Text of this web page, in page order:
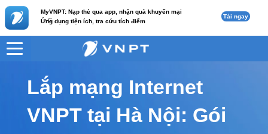
MyVNPT: Nạp thẻ qua app, nhận quà khuyến mại
Ứng dụng tiện ích, tra cứu tích điểm
c Tải ngay
VNPT Nội dung tin
Lắp mạng Internet
VNPT tại Hà Nội: Gói